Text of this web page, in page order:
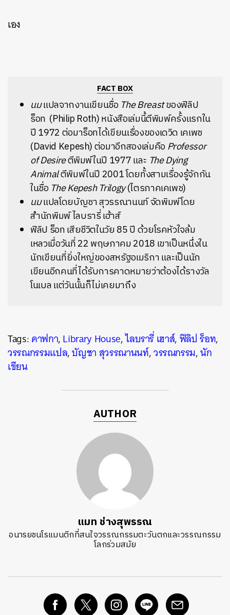
เอง
FACT BOX
นมแปลจากงานเขียนชื่อ The Breastของฟิลิป
ร็อท (Philip Roth) หนังสือเล่มนี้ตีพิมพ์ครั้งแรกใน
ปี 1972 ต่อมาร็อทได้เขียนเรื่องของเดวิด เคเพช
(David Kepesh) ต่อมาอีกสองเล่มคือ Professor
of Desireตีพิมพ์ในปี 1977 และ The Dying
Animalตีพิมพ์ในปี 2001 โดยทั้งสามเรื่องรู้จักกัน
ในชื่อ The Kepesh Trilogy(ไตรภาคเคเพช)
นมแปลโดยบัญชา สุวรรณานนท์ จัดพิมพ์โดย
สำนักพิมพ์ ไลบรารี่ เฮ้าส์
ฟิลิป ร็อท เสียชีวิตในวัย 85 ปี ด้วยโรคหัวใจล้ม
เหลวเมื่อวันที่ 22 พฤษภาคม 2018 เขาเป็นหนึ่งใน
นักเขียนที่ยิ่งใหญ่ของสหรัฐอเมริกา และเป็นนัก
เขียนอีกคนที่ได้รับการคาดหมายว่าต้องได้รางวัล
โนเบล แต่วันนั้นก็ไม่เคยมาถึง
Tags:คาฟกา,Library House,ไลบรารี่ เฮาส์,ฟิลิป ร็อท,
วรรณกรรมแปล,บัญชา สุวรรณานนท์,วรรณกรรม,นัก
เขียน
AUTHOR
แมท ช่างสุพรรณ
อนารยชนโรแมนติกที่สนใจวรรณกรรมตะวันตกและวรรณกรรม
โลกร่วมสมัย